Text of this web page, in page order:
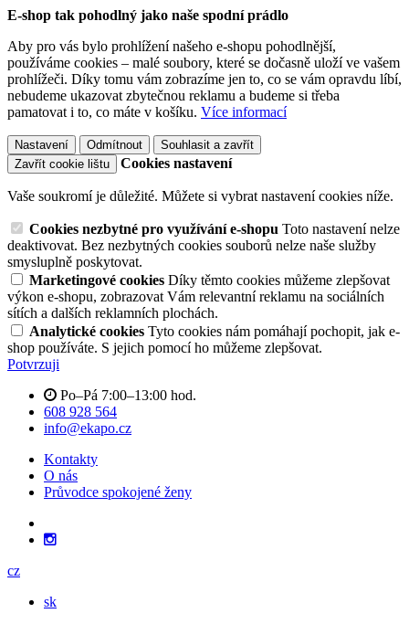
E-shop tak pohodlný jako naše spodní prádlo
Aby pro vás bylo prohlížení našeho e-shopu pohodlnější,
používáme cookies – malé soubory, které se dočasně uloží ve vašem
prohlížeči. Díky tomu vám zobrazíme jen to, co se vám opravdu líbí,
nebudeme ukazovat zbytečnou reklamu a budeme si třeba
pamatovat i to, co máte v košíku. Více informací
Nastavení Odmítnout
Souhlasit a zavřít
Zavřít cookie lištu
Cookies nastavení
Vaše soukromí je důležité. Můžete si vybrat nastavení cookies níže.
Cookies nezbytné pro využívání e-shopu Toto nastavení nelze
deaktivovat. Bez nezbytných cookies souborů nelze naše služby
smysluplně poskytovat.
Marketingové cookies Díky těmto cookies můžeme zlepšovat
výkon e-shopu, zobrazovat Vám relevantní reklamu na sociálních
sítích a dalších reklamních plochách.
Analytické cookies Tyto cookies nám pomáhají pochopit, jak e-
shop používáte. S jejich pomocí ho můžeme zlepšovat.
Potvrzuji
Po–Pá 7:00–13:00 hod.
608 928 564
info@ekapo.cz
Kontakty
O nás
Průvodce spokojené ženy
cz
sk